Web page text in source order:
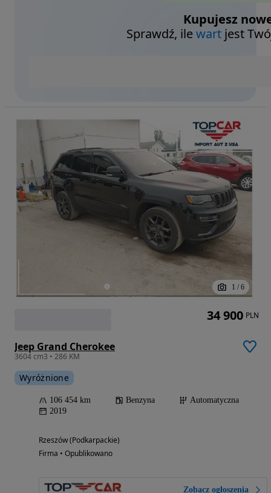
Kupujesz
Sprawdź, ilewart jest
1 / 6
Jeep Grand Cherokee
3604 cm3 • 286 KM
Wyróżnione
106 454 km Benzyna
Automatyczna
2019
Rzeszów (Podkarpackie)
Firma • Opublikowano
Zobacz ogłoszenia
34 900 PLN